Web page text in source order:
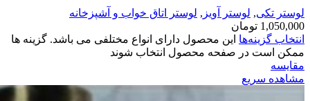
لوستر تکی, لوستر آویز , لوستر اتاق خواب و آشپزخانه
1,050,000 تومان
انتخاب گزینه‌ها این محصول دارای انواع مختلفی می باشد. گزینه ها
ممکن است در صفحه محصول انتخاب شوند
مقایسه
مشاهده سریع